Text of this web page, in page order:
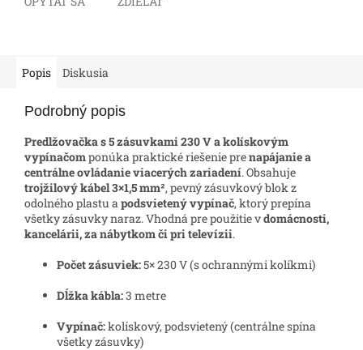
Popis Diskusia
Podrobný popis
Predlžovačka s 5 zásuvkami 230 V a kolískovým
vypínačomponúka praktické riešenie prenapájanie a
centrálne ovládanie viacerých zariadení. Obsahuje
trojžilový kábel 3×1,5 mm², pevný zásuvkový blok z
odolného plastu apodsvietený vypínač, ktorý prepína
všetky zásuvky naraz. Vhodná pre použitie vdomácnosti,
kancelárii, za nábytkom či pri televízii.
Počet zásuviek:5× 230 V (s ochrannými kolíkmi)
Dĺžka kábla:3 metre
Vypínač:kolískový, podsvietený (centrálne spína
všetky zásuvky)